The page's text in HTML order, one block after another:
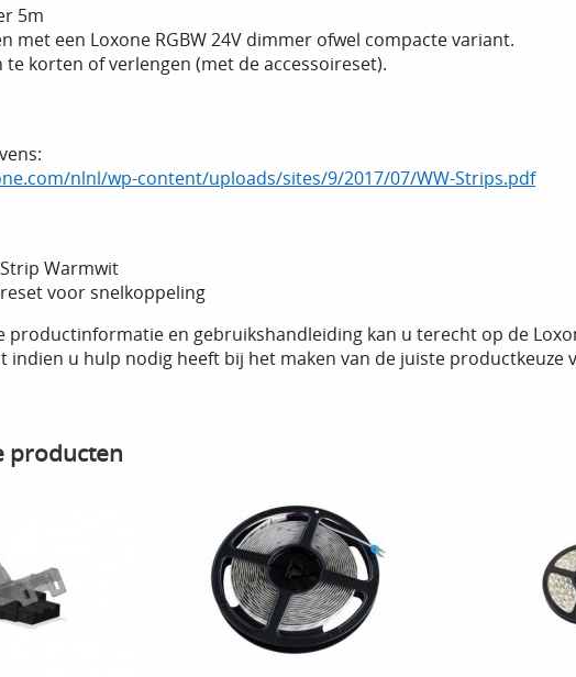
5m
met een Loxone RGBW 24V dimmer ofwel compacte variant.
te korten of verlengen (met de accessoireset).
nlnl/wp-content/uploads/sites/9/2017/07/WW-Strips.pdf
Warmwit
voor snelkoppeling
productinformatie en gebruikshandleiding kan u terecht op de
indien u hulp nodig heeft bij het maken van de juiste productkeuze
producten